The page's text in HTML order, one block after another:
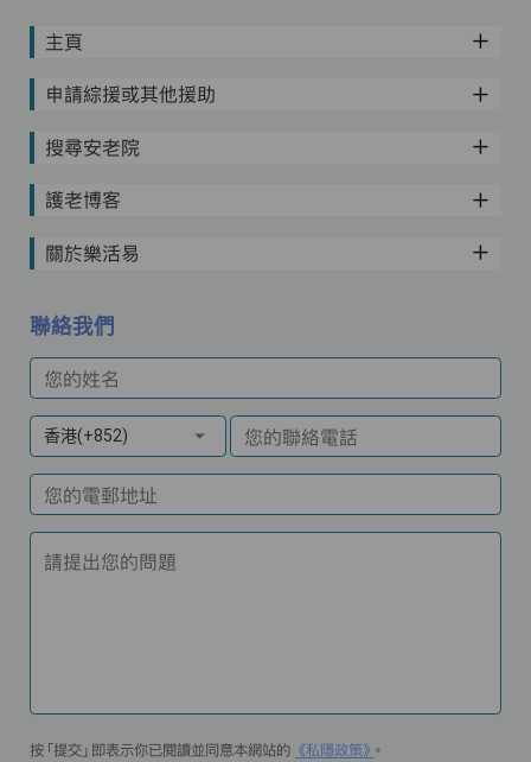
主頁
申請綜援或其他援助
搜尋安老院
護老博客
關於樂活易
聯絡我們
您的姓名
香港(+852) 您的聯絡電話
您的電郵地址
請提出您的問題
按「提交」即表示你已閱讀並同意本網站的 《私隱政策》 。